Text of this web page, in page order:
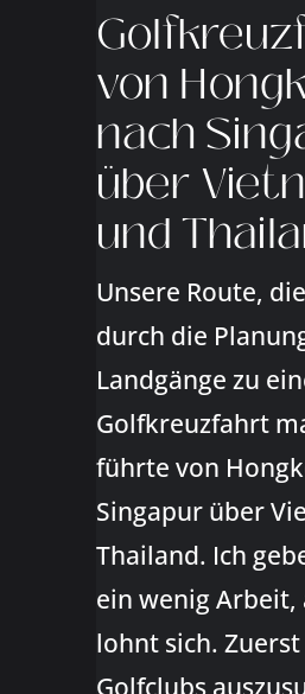
von
nach
über
und
Unsere Route,
durch die
Landgänge zu
Golfkreuzfahrt
führte von
Singapur über
Thailand. Ich
ein wenig Arbeit,
lohnt sich.
Golfclubs